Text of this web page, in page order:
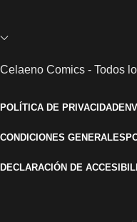
Celaeno Comics - Todos
POLÍTICA DE PRIVACIDAD
CONDICIONES GENERALES
DECLARACIÓN DE